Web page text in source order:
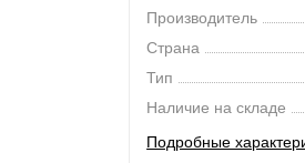
Производитель
Страна
Тип
Наличие на складе
Подробные